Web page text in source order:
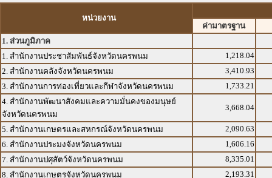
หน่วยงาน
ค่ามาตรฐาน
1. ส่วนภูมิภาค
1. สำนักงานประชาสัมพันธ์จังหวัดนครพนม
1,218.04
2. สำนักงานคลังจังหวัดนครพนม
3,410.93
3. สำนักงานการท่องเที่ยวและกีฬาจังหวัดนครพนม
1,733.21
4. สำนักงานพัฒนาสังคมและความมั่นคงของมนุษย์
จังหวัดนครพนม
3,668.04
5. สำนักงานเกษตรและสหกรณ์จังหวัดนครพนม
2,090.63
6. สำนักงานประมงจังหวัดนครพนม
1,606.16
7. สำนักงานปศุสัตว์จังหวัดนครพนม
8,335.01
8. สำนักงานเกษตรจังหวัดนครพนม
2,193.31